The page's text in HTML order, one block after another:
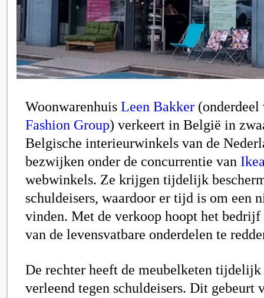
Woonwarenhuis Leen Bakker
Fashion Group) verkeert in België in
Belgische interieurwinkels van de
bezwijken onder de concurrentie van
webwinkels. Ze krijgen tijdelijk
schuldeisers, waardoor er tijd is om een
vinden. Met de verkoop hoopt het
van de levensvatbare onderdelen te
De rechter heeft de meubelketen tijdelijk
verleend tegen schuldeisers. Dit gebeurt